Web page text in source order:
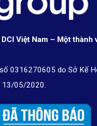
Việt Nam – Một thành
số 0316270605 do Sở Kế
13/05/2020.